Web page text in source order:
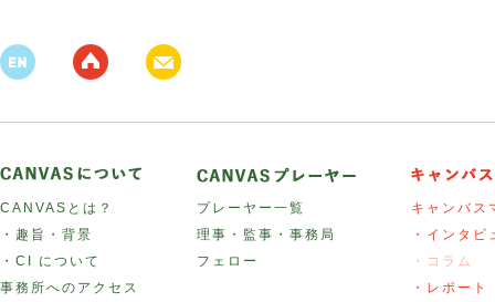
CANVASとは？
・趣旨・背景
・CI について
事務所へのアクセス
プレーヤー一覧
理事・監事・事務局
フェロー
キャンバス
・インタビ
・コラム
・レポート